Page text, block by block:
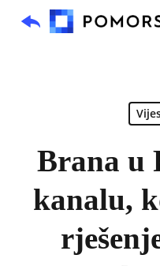
Brana u
kanalu,